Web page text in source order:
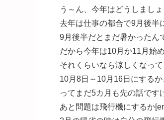
う～ん、今年はどうしまし
去年は仕事の都合で9月後半
9月後半だとまだ暑かったん
だから今年は10月か11月始
それくらいなら涼しくなっ
10月8日～10月16日にする
ってまだ5カ月も先の話です
あと問題は飛行機にするか